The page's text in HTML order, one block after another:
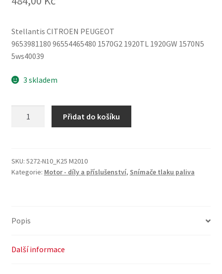
Stellantis CITROEN PEUGEOT
9653981180 96554465480 1570G2 1920TL 1920GW 1570N5
5ws40039
3 skladem
Peugeot
96554465480
Přidat do košíku
SKU: 5272-N10_K25 M2010
Kategorie: Motor - díly a příslušenství, Snímače tlaku paliva
Popis
Další informace